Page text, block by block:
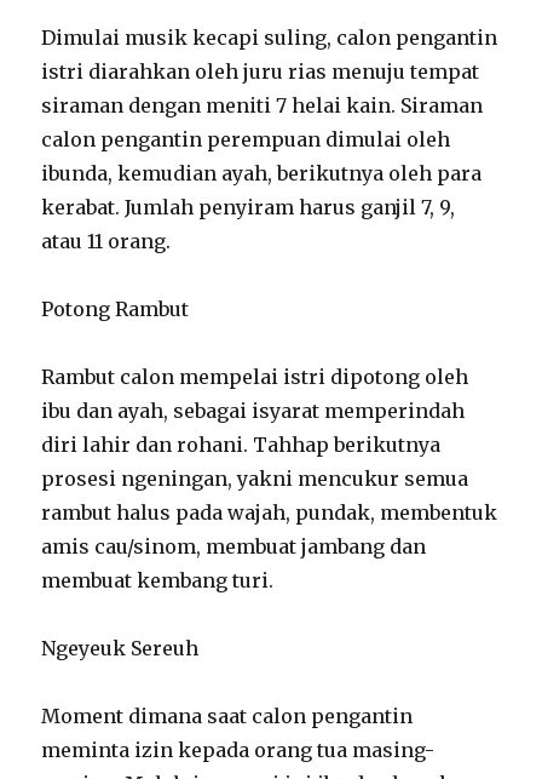
Dimulai musik kecapi suling, calon pengantin
istri diarahkan oleh juru rias menuju tempat
siraman dengan meniti 7 helai kain. Siraman
calon pengantin perempuan dimulai oleh
ibunda, kemudian ayah, berikutnya oleh para
kerabat. Jumlah penyiram harus ganjil 7, 9,
atau 11 orang.
Potong Rambut
Rambut calon mempelai istri dipotong oleh
ibu dan ayah, sebagai isyarat memperindah
diri lahir dan rohani. Tahhap berikutnya
prosesi ngeningan, yakni mencukur semua
rambut halus pada wajah, pundak, membentuk
amis cau/sinom, membuat jambang dan
membuat kembang turi.
Ngeyeuk Sereuh
Moment dimana saat calon pengantin
meminta izin kepada orang tua masing-